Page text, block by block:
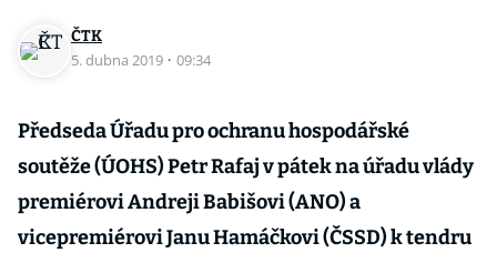
ČTK
5. dubna 2019 · 09:34
Předseda Úřadu pro ochranu hospodářské
soutěže (ÚOHS) Petr Rafaj v pátek na úřadu vlády
premiérovi Andreji Babišovi (ANO) a
vicepremiérovi Janu Hamáčkovi (ČSSD) k tendru